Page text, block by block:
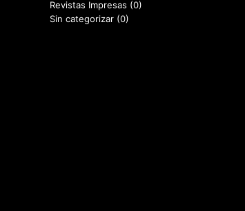
Revistas Impresas (0)
Sin categorizar (0)